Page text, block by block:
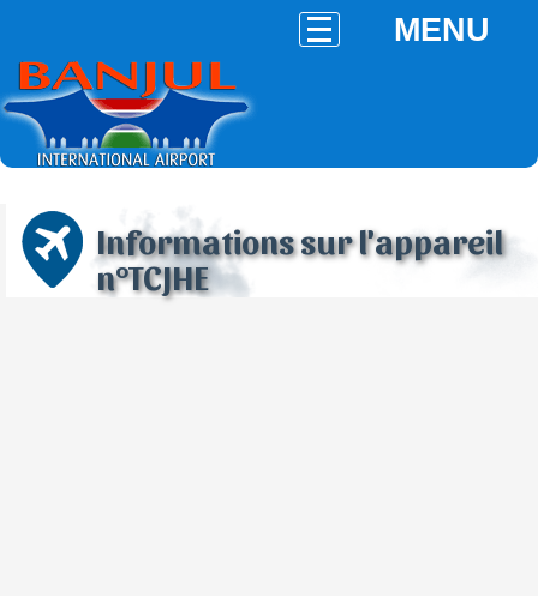
MENU
Informations sur l'appareil
n°TCJHE